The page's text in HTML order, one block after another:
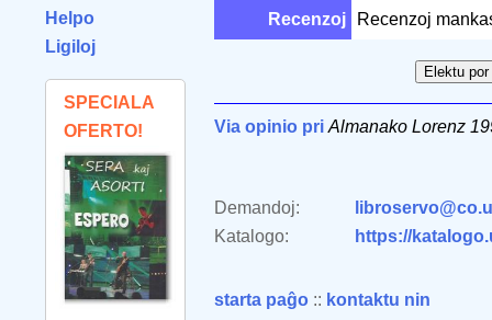
Helpo
Ligiloj
SPECIALA
OFERTO!
Recenzoj Recenzoj
Via opinio pri Almanako Lorenz
Demandoj:
Katalogo:
https://
starta paĝo :: kontaktu nin